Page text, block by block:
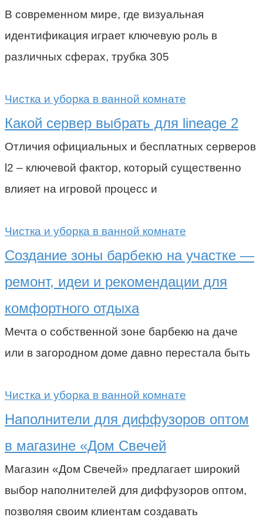
В современном мире, где визуальная
идентификация играет ключевую роль в
различных сферах, трубка 305
Чистка и уборка в ванной комнате
Какой сервер выбрать для lineage 2
Отличия официальных и бесплатных серверов
l2 – ключевой фактор, который существенно
влияет на игровой процесс и
Чистка и уборка в ванной комнате
Создание зоны барбекю на участке —
ремонт, идеи и рекомендации для
комфортного отдыха
Мечта о собственной зоне барбекю на даче
или в загородном доме давно перестала быть
Чистка и уборка в ванной комнате
Наполнители для диффузоров оптом
в магазине «Дом Свечей
Магазин «Дом Свечей» предлагает широкий
выбор наполнителей для диффузоров оптом,
позволяя своим клиентам создавать